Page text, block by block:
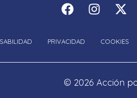
PRIVACIDAD COOKIES
© 2026 Acción
on this site.